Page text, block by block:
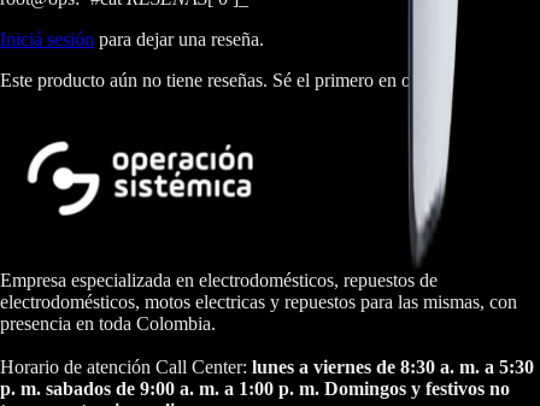
Iniciá sesión para dejar una reseña.
Este producto aún no tiene reseñas. Sé el primero en opinar.
Empresa especializada en electrodomésticos, repuestos de
electrodomésticos, motos electricas y repuestos para las mismas, con
presencia en toda Colombia.
Horario de atención Call Center: lunes a viernes de 8:30 a. m. a 5:30
p. m. sabados de 9:00 a. m. a 1:00 p. m. Domingos y festivos no